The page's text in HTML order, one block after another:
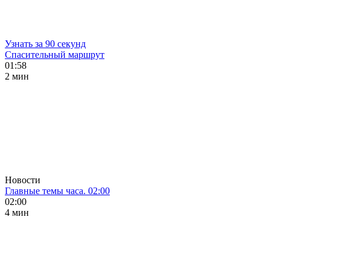
Узнать за 90 секунд
Спасительный маршрут
01:58
2 мин
Новости
Главные темы часа. 02:00
02:00
4 мин